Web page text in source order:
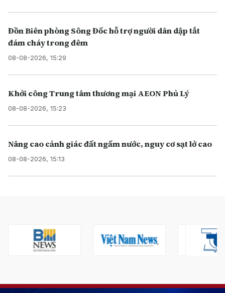
Đồn Biên phòng Sông Đốc hỗ trợ người dân dập tắt
đám cháy trong đêm
08-08-2026, 15:29
Khởi công Trung tâm thương mại AEON Phủ Lý
08-08-2026, 15:23
Nâng cao cảnh giác đất ngấm nước, nguy cơ sạt lở cao
08-08-2026, 15:13